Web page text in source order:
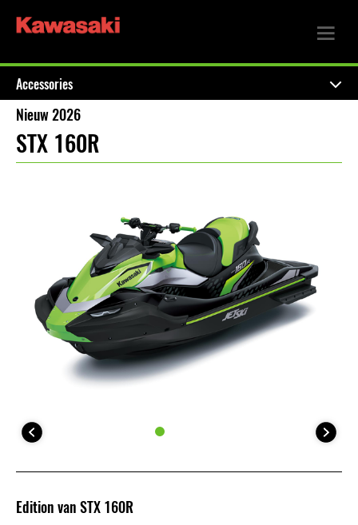
Accessories
Nieuw 2026
STX 160R
Edition van STX 160R